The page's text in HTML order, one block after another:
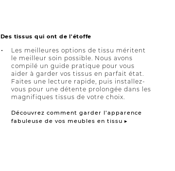
Des tissus qui ont de l'étoffe
Les meilleures options de tissu méritent
le meilleur soin possible. Nous avons
compilé un guide pratique pour vous
aider à garder vos tissus en parfait état.
Faites une lecture rapide, puis installez-
vous pour une détente prolongée dans les
magnifiques tissus de votre choix.
Découvrez comment garder l’apparence
fabuleuse de vos meubles en tissu ▸